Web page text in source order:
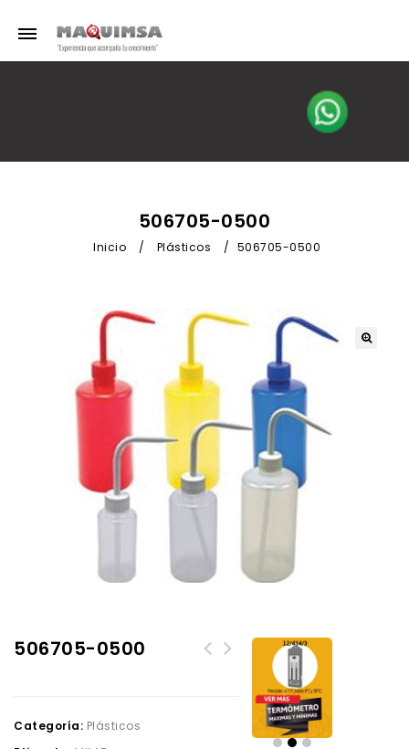
506705-0500
Inicio / Plásticos / 506705-0500
506705-0500
Categoría: Plásticos